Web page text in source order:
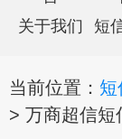
关于我们 短
当前位置： 短
> 万商超信短